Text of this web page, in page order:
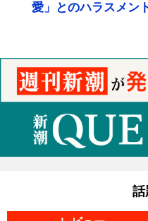
愛」とのハラスメン
話